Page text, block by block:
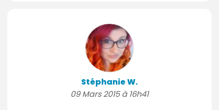
Stéphanie W.
09 Mars 2015 à 16h41